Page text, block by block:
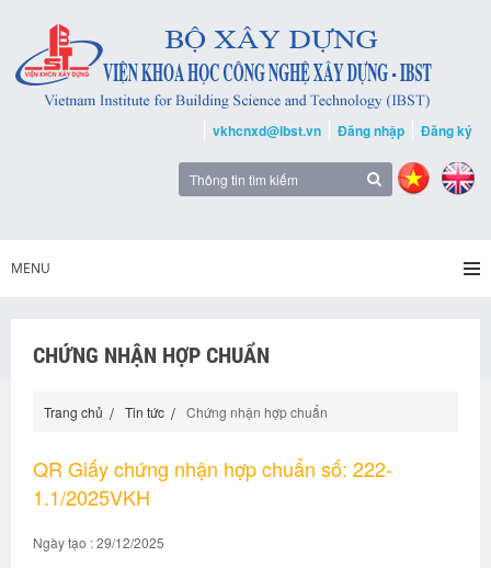
vkhcnxd@ibst.vn Đăng nhập Đăng ký
MENU
CHỨNG NHẬN HỢP CHUẨN
Trang chủ Tin tức Chứng nhận hợp chuẩn
QR Giấy chứng nhận hợp chuẩn số: 222-
1.1/2025VKH
Ngày tạo : 29/12/2025